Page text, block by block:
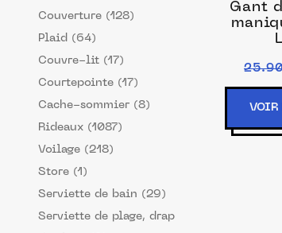
Couverture (128)
Plaid (64)
Couvre-lit (17)
Courtepointe (17)
Cache-sommier (8)
Rideaux (1087)
Voilage (218)
Store (1)
Serviette de bain (29)
Serviette de plage, drap
Gant
manique
VOIR